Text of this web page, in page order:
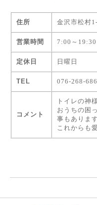
住所 金沢市松村
営業時間 7:00～19:30
定休日 日曜日
TEL 076-268-
コメント
トイレの神
おうちの困
事もありま
これからも